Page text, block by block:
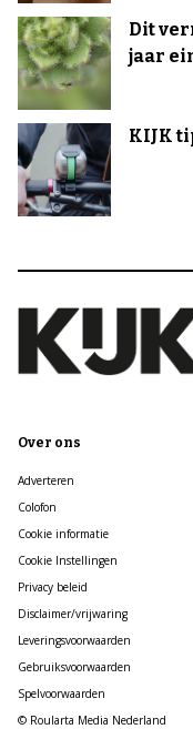
Dit
jaar
KIJK
Over ons
Adverteren
Colofon
Cookie informatie
Cookie Instellingen
Privacy beleid
Disclaimer/vrijwaring
Leveringsvoorwaarden
Gebruiksvoorwaarden
Spelvoorwaarden
© Roularta Media Nederland